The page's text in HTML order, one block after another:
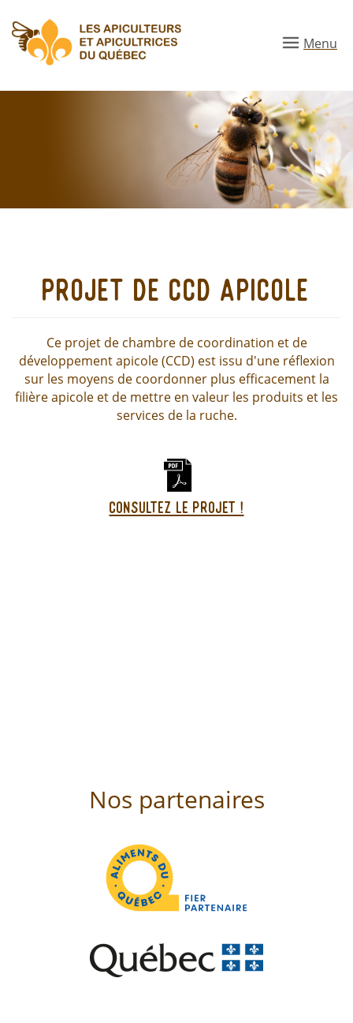
au
contenu
principal
Menu
projet de ccd apicole
Ce projet de chambre de coordination et de
développement apicole (CCD) est issu d'une réflexion
sur les moyens de coordonner plus efficacement la
filière apicole et de mettre en valeur les produits et les
services de la ruche.
Consultez le projet !
Nos partenaires